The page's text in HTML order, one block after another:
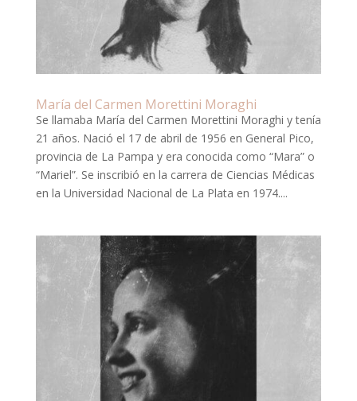
María del Carmen Morettini Moraghi
Se llamaba María del Carmen Morettini Moraghi y tenía
21 años. Nació el 17 de abril de 1956 en General Pico,
provincia de La Pampa y era conocida como “Mara” o
“Mariel”. Se inscribió en la carrera de Ciencias Médicas
en la Universidad Nacional de La Plata en 1974....